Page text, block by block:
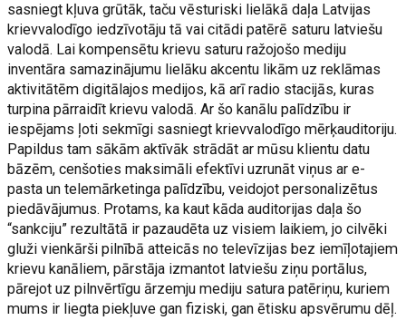
sasniegt kļuva grūtāk, taču vēsturiski lielākā daļa Latvijas
krievvalodīgo iedzīvotāju tā vai citādi patērē saturu latviešu
valodā. Lai kompensētu krievu saturu ražojošo mediju
inventāra samazinājumu lielāku akcentu likām uz reklāmas
aktivitātēm digitālajos medijos, kā arī radio stacijās, kuras
turpina pārraidīt krievu valodā. Ar šo kanālu palīdzību ir
iespējams ļoti sekmīgi sasniegt krievvalodīgo mērķauditoriju.
Papildus tam sākām aktīvāk strādāt ar mūsu klientu datu
bāzēm, cenšoties maksimāli efektīvi uzrunāt viņus ar e-
pasta un telemārketinga palīdzību, veidojot personalizētus
piedāvājumus. Protams, ka kaut kāda auditorijas daļa šo
“sankciju” rezultātā ir pazaudēta uz visiem laikiem, jo cilvēki
gluži vienkārši pilnībā atteicās no televīzijas bez iemīļotajiem
krievu kanāliem, pārstāja izmantot latviešu ziņu portālus,
pārejot uz pilnvērtīgu ārzemju mediju satura patēriņu, kuriem
mums ir liegta piekļuve gan fiziski, gan ētisku apsvērumu dēļ.